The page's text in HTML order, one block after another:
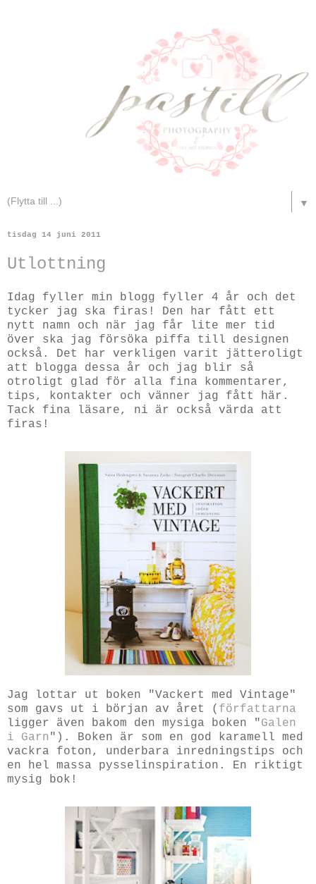
▼
tisdag 14 juni 2011
Utlottning
Idag fyller min blogg fyller 4 år och det
tycker jag ska firas! Den har fått ett
nytt namn och när jag får lite mer tid
över ska jag försöka piffa till designen
också. Det har verkligen varit jätteroligt
att blogga dessa år och jag blir så
otroligt glad för alla fina kommentarer,
tips, kontakter och vänner jag fått här.
Tack fina läsare, ni är också värda att
firas!
Jag lottar ut boken "Vackert med Vintage"
som gavs ut i början av året ( författarna
ligger även bakom den mysiga boken "Galen
i Garn "). Boken är som en god karamell med
vackra foton, underbara inredningstips och
en hel massa pysselinspiration. En riktigt
mysig bok!